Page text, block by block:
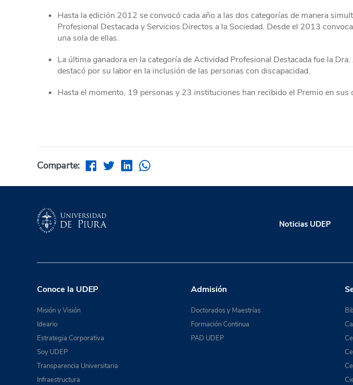
Hasta la edición 2012 se convocó cada año a las dos categorías de manera
Profesional Destacada y Servicios Directos a la Sociedad. Desde el 2013
una sola de ellas.
La última ganadora en la categoría de Actividad Profesional Destacada fue la
destacó por su labor en la inclusión de las personas con discapacidad.
Hasta el momento, 19 personas y 23 instituciones han recibido el Premio en sus
Comparte:
Noticias UDEP
Conoce la UDEP
Misión y Visión
Ideario
Estrategia Corporativa
Soy UDEP
Transparencia Universitaria
Infraestructura
Admisión
Doctorados y Maestrías
Formación Continua
PAD UDEP